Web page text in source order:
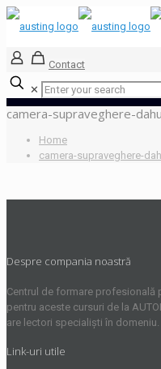
Contact
✕
camera-supraveghere-
Home
camera-supraveghere-
Despre compania noastră
Centrul de formare profesională
pentru aceste cursuri de la
are lectori specialiști în domeniu.
Link-uri utile